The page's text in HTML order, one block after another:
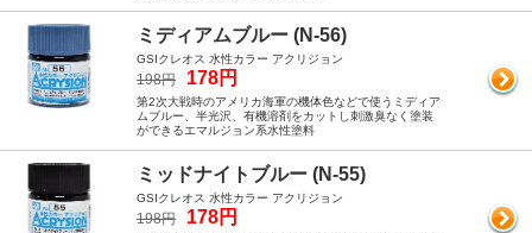
ミディアムブルー (N-56)
GSIクレオス 水性カラー アクリジョン
198円 178円
第2次大戦時のアメリカ海軍の機体色などで使うミディア
ムブルー、半光沢、有機溶剤をカットし刺激臭なく塗装
ができるエマルジョン系水性塗料
ミッドナイトブルー (N-55)
GSIクレオス 水性カラー アクリジョン
198円 178円